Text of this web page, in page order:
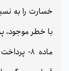
خسارت را به
با خطر موجود،
ماده 8-